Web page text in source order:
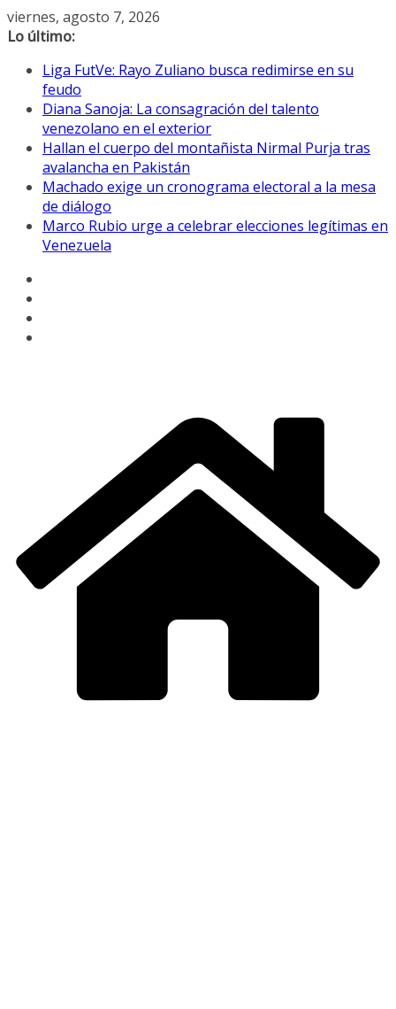
Saltar
al
viernes, agosto 7, 2026
Lo último:
Liga FutVe: Rayo Zuliano busca redimirse en su
feudo
Diana Sanoja: La consagración del talento
venezolano en el exterior
Hallan el cuerpo del montañista Nirmal Purja tras
avalancha en Pakistán
Machado exige un cronograma electoral a la mesa
de diálogo
Marco Rubio urge a celebrar elecciones legítimas en
Venezuela